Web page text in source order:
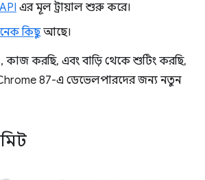
এর মূল ট্রায়াল শুরু করে।
কিছুআছে।
, কাজ করছি, এবং বাড়ি থেকে শুটিং করছি,
87-এ ডেভেলপারদের জন্য নতুন